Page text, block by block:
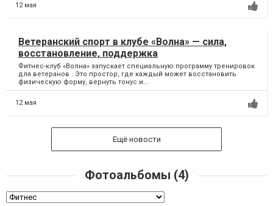
12 мая
Ветеранский спорт в клубе «Волна» — сила,
восстановление, поддержка
Фитнес-клуб «Волна» запускает специальную программу тренировок
для ветеранов . Это простор, где каждый может восстановить
физическую форму, вернуть тонус и...
12 мая
Ещё новости
Фотоальбомы (4)